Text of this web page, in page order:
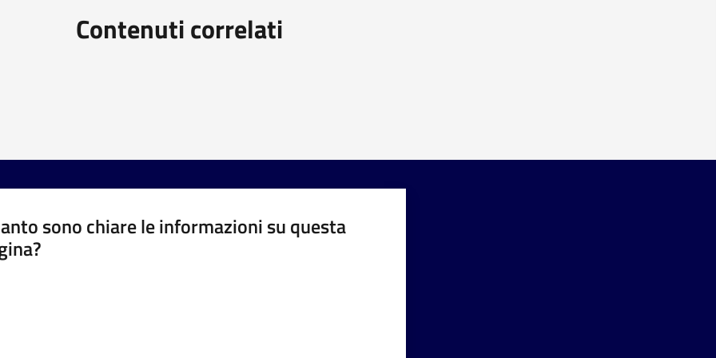
Contenuti correlati
sono chiare le informazioni su questa